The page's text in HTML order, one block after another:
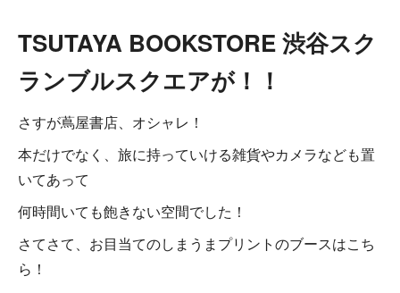
TSUTAYA BOOKSTORE 渋谷スク
ランブルスクエアが！！
さすが蔦屋書店、オシャレ！
本だけでなく、旅に持っていける雑貨やカメラなども置
いてあって
何時間いても飽きない空間でした！
さてさて、お目当てのしまうまプリントのブースはこち
ら！